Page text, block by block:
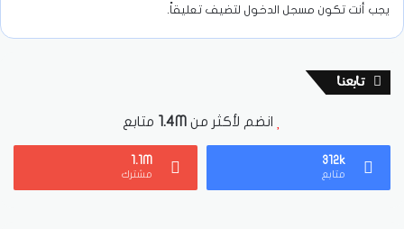
يجب أنت تكون مسجل الدخول لتضيف تعليقاً.
تابعنا
انضم لأكثر من 1.4M متابع
312k
متابع
1.1M
مشترك